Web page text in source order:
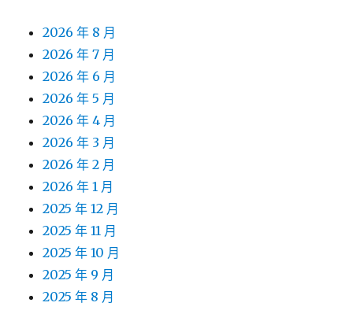
2026 年 8 月
2026 年 7 月
2026 年 6 月
2026 年 5 月
2026 年 4 月
2026 年 3 月
2026 年 2 月
2026 年 1 月
2025 年 12 月
2025 年 11 月
2025 年 10 月
2025 年 9 月
2025 年 8 月